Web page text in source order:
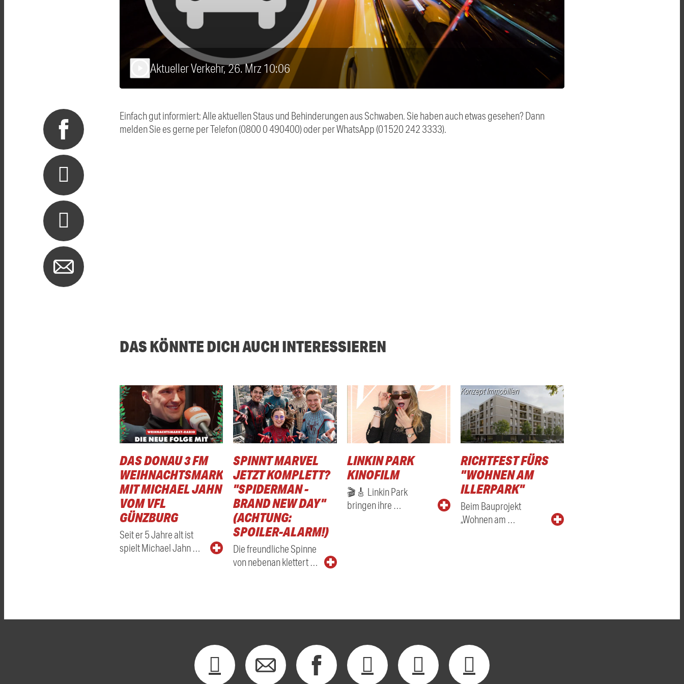
Aktueller Verkehr, 26. Mrz 10:06
Einfach gut informiert: Alle aktuellen Staus und Behinderungen aus Schwaben. Sie haben auch etwas gesehen? Dann
melden Sie es gerne per Telefon (0800 0 490400) oder per WhatsApp (01520 242 3333).
DAS KÖNNTE DICH AUCH INTERESSIEREN
DAS DONAU 3 FM
WEIHNACHTSMARKTRADIO
MIT MICHAEL JAHN
VOM VFL
GÜNZBURG
Seit er 5 Jahre alt ist
spielt Michael Jahn …
SPINNT MARVEL
JETZT KOMPLETT?
"SPIDERMAN -
BRAND NEW DAY"
(ACHTUNG:
SPOILER-ALARM!)
Die freundliche Spinne
von nebenan klettert …
LINKIN PARK
KINOFILM
🎬🎸 Linkin Park
bringen ihre …
Konzept Immobilien
RICHTFEST FÜRS
"WOHNEN AM
ILLERPARK"
Beim Bauprojekt
„Wohnen am …